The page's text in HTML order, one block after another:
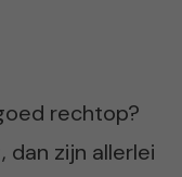
rechtop?
dan zijn allerlei